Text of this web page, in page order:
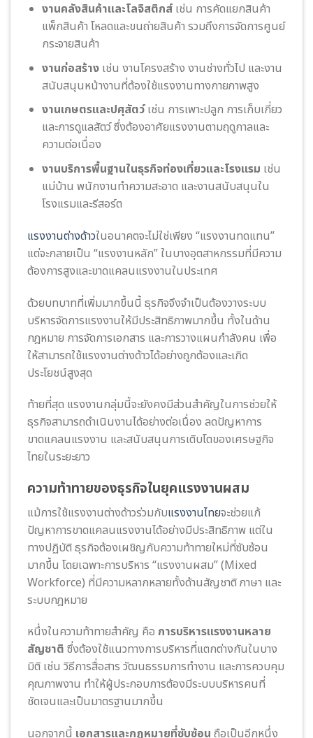
งานคลังสินค้าและโลจิสติกส์เช่น การคัดแยกสินค้า
แพ็กสินค้า โหลดและขนถ่ายสินค้า รวมถึงการจัดการศูนย์
กระจายสินค้า
งานก่อสร้างเช่น งานโครงสร้าง งานช่างทั่วไป และงาน
สนับสนุนหน้างานที่ต้องใช้แรงงานทางกายภาพสูง
งานเกษตรและปศุสัตว์เช่น การเพาะปลูก การเก็บเกี่ยว
และการดูแลสัตว์ ซึ่งต้องอาศัยแรงงานตามฤดูกาลและ
ความต่อเนื่อง
งานบริการพื้นฐานในธุรกิจท่องเที่ยวและโรงแรม เช่น
แม่บ้าน พนักงานทำความสะอาด และงานสนับสนุนใน
โรงแรมและรีสอร์ต
แรงงานต่างด้าวในอนาคตจะไม่ใช่เพียง “แรงงานทดแทน”
แต่จะกลายเป็น “แรงงานหลัก” ในบางอุตสาหกรรมที่มีความ
ต้องการสูงและขาดแคลนแรงงานในประเทศ
ด้วยบทบาทที่เพิ่มมากขึ้นนี้ ธุรกิจจึงจำเป็นต้องวางระบบ
บริหารจัดการแรงงานให้มีประสิทธิภาพมากขึ้น ทั้งในด้าน
กฎหมาย การจัดการเอกสาร และการวางแผนกำลังคน เพื่อ
ให้สามารถใช้แรงงานต่างด้าวได้อย่างถูกต้องและเกิด
ประโยชน์สูงสุด
ท้ายที่สุด แรงงานกลุ่มนี้จะยังคงมีส่วนสำคัญในการช่วยให้
ธุรกิจสามารถดำเนินงานได้อย่างต่อเนื่อง ลดปัญหาการ
ขาดแคลนแรงงาน และสนับสนุนการเติบโตของเศรษฐกิจ
ไทยในระยะยาว
ความท้าทายของธุรกิจในยุคแรงงานผสม
แม้การใช้แรงงานต่างด้าวร่วมกับแรงงานไทยจะช่วยแก้
ปัญหาการขาดแคลนแรงงานได้อย่างมีประสิทธิภาพ แต่ใน
ทางปฏิบัติ ธุรกิจต้องเผชิญกับความท้าทายใหม่ที่ซับซ้อน
มากขึ้น โดยเฉพาะการบริหาร “แรงงานผสม” (Mixed
Workforce) ที่มีความหลากหลายทั้งด้านสัญชาติ ภาษา และ
ระบบกฎหมาย
หนึ่งในความท้าทายสำคัญ คือ การบริหารแรงงานหลาย
สัญชาติ ซึ่งต้องใช้แนวทางการบริหารที่แตกต่างกันในบาง
มิติ เช่น วิธีการสื่อสาร วัฒนธรรมการทำงาน และการควบคุม
คุณภาพงาน ทำให้ผู้ประกอบการต้องมีระบบบริหารคนที่
ชัดเจนและเป็นมาตรฐานมากขึ้น
นอกจากนี้ เอกสารและกฎหมายที่ซับซ้อน ถือเป็นอีกหนึ่ง